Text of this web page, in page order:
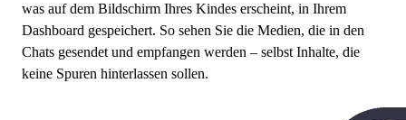
was auf dem Bildschirm Ihres Kindes erscheint, in Ihrem
Dashboard gespeichert. So sehen Sie die Medien, die in den
Chats gesendet und empfangen werden – selbst Inhalte, die
keine Spuren hinterlassen sollen.